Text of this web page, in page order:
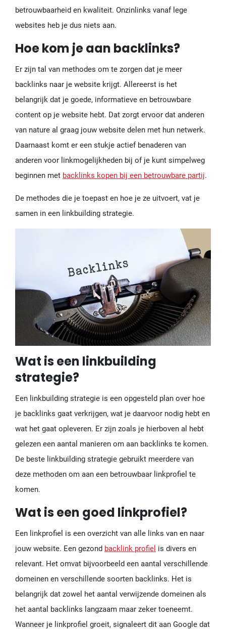
betrouwbaarheid en kwaliteit. Onzinlinks vanaf lege
websites heb je dus niets aan.
Hoe kom je aan backlinks?
Er zijn tal van methodes om te zorgen dat je meer
backlinks naar je website krijgt. Allereerst is het
belangrijk dat je goede, informatieve en betrouwbare
content op je website hebt. Dat zorgt ervoor dat anderen
van nature al graag jouw website delen met hun netwerk.
Daarnaast komt er een stukje actief benaderen van
anderen voor linkmogelijkheden bij of je kunt simpelweg
beginnen met backlinks kopen bij een betrouwbare partij.
De methodes die je toepast en hoe je ze uitvoert, vat je
samen in een linkbuilding strategie.
Wat is een linkbuilding
strategie?
Een linkbuilding strategie is een opgesteld plan over hoe
je backlinks gaat verkrijgen, wat je daarvoor nodig hebt en
wat het gaat opleveren. Er zijn zoals je hierboven al hebt
gelezen een aantal manieren om aan backlinks te komen.
De beste linkbuilding strategie gebruikt meerdere van
deze methoden om aan een betrouwbaar linkprofiel te
komen.
Wat is een goed linkprofiel?
Een linkprofiel is een overzicht van alle links van en naar
jouw website. Een gezond backlink profiel is divers en
relevant. Het omvat bijvoorbeeld een aantal verschillende
domeinen en verschillende soorten backlinks. Het is
belangrijk dat zowel het aantal verwijzende domeinen als
het aantal backlinks langzaam maar zeker toeneemt.
Wanneer je linkprofiel groeit, signaleert dit aan Google dat